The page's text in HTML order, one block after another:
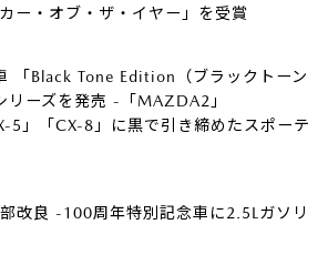
ー・オブ・ザ・イヤー」を受賞
「Black Tone Edition（ブラックトーン
リーズを発売 -「MAZDA2」
5」「CX-8」に黒で引き締めたスポーテ
改良 -100周年特別記念車に2.5Lガソリ